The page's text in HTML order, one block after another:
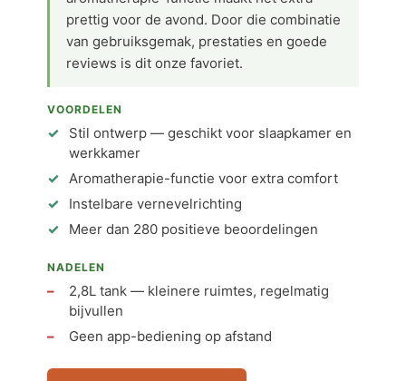
prettig voor de avond. Door die combinatie
van gebruiksgemak, prestaties en goede
reviews is dit onze favoriet.
VOORDELEN
Stil ontwerp — geschikt voor slaapkamer en
werkkamer
Aromatherapie-functie voor extra comfort
Instelbare vernevelrichting
Meer dan 280 positieve beoordelingen
NADELEN
2,8L tank — kleinere ruimtes, regelmatig
bijvullen
Geen app-bediening op afstand